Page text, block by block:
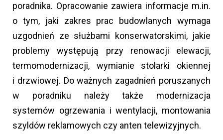
poradnika. Opracowanie zawiera informacje m.in.
o tym, jaki zakres prac budowlanych wymaga
uzgodnień ze służbami konserwatorskimi, jakie
problemy występują przy renowacji elewacji,
termomodernizacji, wymianie stolarki okiennej
i drzwiowej. Do ważnych zagadnień poruszanych
w poradniku należy także modernizacja
systemów ogrzewania i wentylacji, montowania
szyldów reklamowych czy anten telewizyjnych.